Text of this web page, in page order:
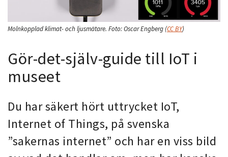
Molnkopplad klimat- och ljusmätare. Foto:Oscar Engberg(CC BY)
Gör-det-själv-guide till IoT i
museet
Du har säkert hört uttrycket IoT,
Internet of Things, på svenska
”sakernas internet” och har en viss bild